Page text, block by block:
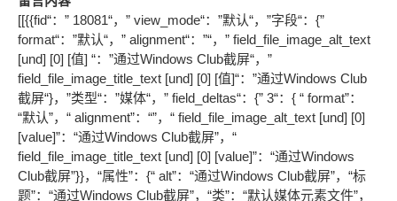
[[{{fid“：” 18081“，” view_mode“：”默认“，”字段“：{”
format“：”默认“，” alignment“：”“，” field_file_image_alt_text
[und] [0] [值] “：”通过Windows Club截屏“，”
field_file_image_title_text [und] [0] [值]“：”通过Windows Club
截屏“}，”类型“：”媒体“，” field_deltas“：{” 3“：{ “ format”：
“默认”，“ alignment”：“”，“ field_file_image_alt_text [und] [0]
[value]”：“通过Windows Club截屏”，“
field_file_image_title_text [und] [0] [value]”：“通过Windows
Club截屏”}}，“属性”：{“ alt”：“通过Windows Club截屏”，“标
题”：“通过Windows Club截屏”，“类”：“默认媒体元素文件”，